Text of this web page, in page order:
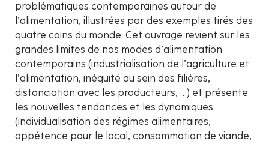
problématiques contemporaines autour de
l’alimentation, illustrées par des exemples tirés des
quatre coins du monde. Cet ouvrage revient sur les
grandes limites de nos modes d’alimentation
contemporains (industrialisation de l’agriculture et
l’alimentation, inéquité au sein des filières,
distanciation avec les producteurs, …) et présente
les nouvelles tendances et les dynamiques
(individualisation des régimes alimentaires,
appétence pour le local, consommation de viande,